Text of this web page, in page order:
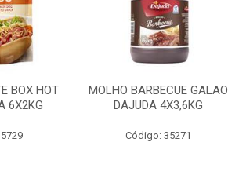
BOX HOT
6X2KG
MOLHO BARBECUE GALAO
DAJUDA 4X3,6KG
Código: 35271